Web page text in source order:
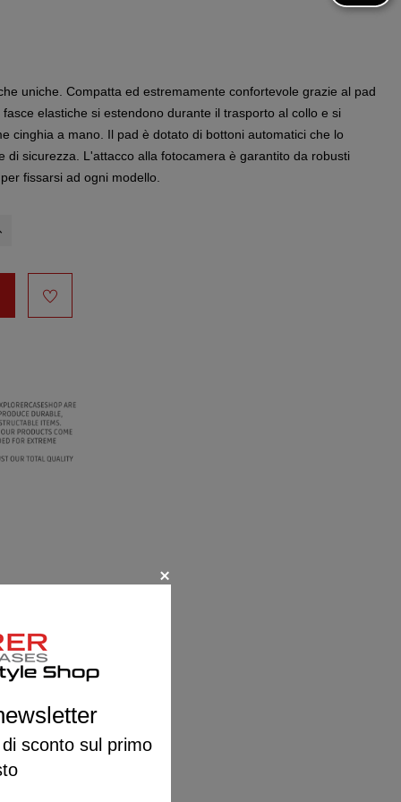
uniche. Compatta ed estremamente confortevole grazie al pad
elastiche si estendono durante il trasporto al collo e si
cinghia a mano. Il pad è dotato di bottoni automatici che lo
di sicurezza. L'attacco alla fotocamera è garantito da robusti
fissarsi ad ogni modello.
sconto sul primo